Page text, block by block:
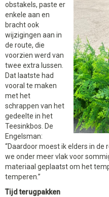
obstakels, paste er
enkele aan en
bracht ook
wijzigingen aan in
de route, die
voorzien werd van
twee extra lussen.
Dat laatste had
vooral te maken
met het
schrappen van het
gedeelte in het
Teesinkbos. De
Engelsman:
“Daardoor moest ik elders in
we onder meer vlak voor
materiaal geplaatst om het
temperen.”
Tijd terugpakken